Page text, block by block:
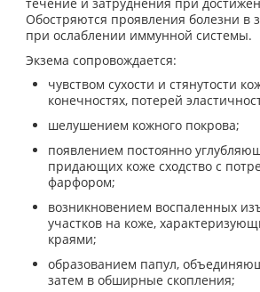
Обостряются проявления болезни в
при ослаблении иммунной системы.
Экзема сопровождается:
чувством сухости и стянутости
конечностях, потерей
шелушением кожного покрова;
появлением постоянно
придающих коже сходство с
фарфором;
возникновением воспаленных
участков на коже,
краями;
образованием папул,
затем в обширные скопления;